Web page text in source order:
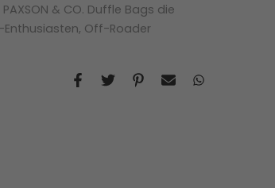
& CO. Duffle Bags die
Off-Roader